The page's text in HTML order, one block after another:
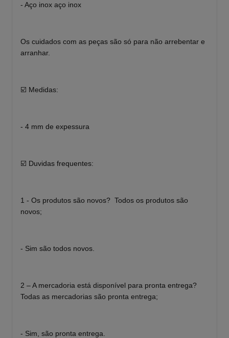
- Aço inox aço inox
Os cuidados com as peças são só para não arrebentar e
arranhar.
☑️ Medidas:
- 4 mm de expessura
☑️ Duvidas frequentes:
1 - Os produtos são novos? Todos os produtos são
novos;
- Sim são todos novos.
2 – A mercadoria está disponível para pronta entrega?
Todas as mercadorias são pronta entrega;
- Sim, são pronta entrega.